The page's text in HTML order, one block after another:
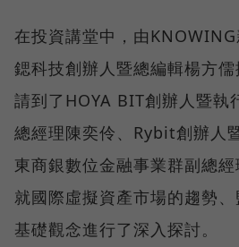
在投資講堂中，由KNOWING
鍶科技創辦人暨總編輯楊方
請到了HOYA BIT創辦人暨執
總經理陳奕伶、Rybit創辦人
東商銀數位金融事業群副總
就國際虛擬資產市場的趨勢
基礎觀念進行了深入探討。